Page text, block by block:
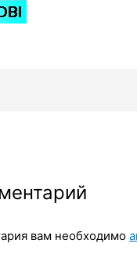
вам необходимо